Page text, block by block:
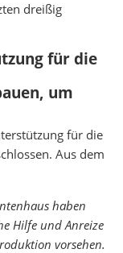
dreißig
für die
um
für die
Aus dem
haben
Hilfe und Anreize
vorsehen.